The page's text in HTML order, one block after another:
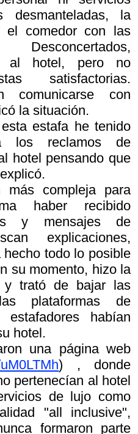
desmanteladas, la
el comedor con las
al hotel, pero no
satisfactorias.
comunicarse con
la situación.
estafa he tenido
los reclamos de
hotel pensando que
compleja para
haber recibido
y mensajes de
explicaciones,
todo lo posible
su momento, hizo la
trató de bajar las
plataformas de
habían
hotel.
una página web
) , donde
pertenecían al hotel
de lujo como
"all inclusive",
formaron parte